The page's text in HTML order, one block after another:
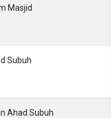
Masjid
Subuh
Ahad Subuh